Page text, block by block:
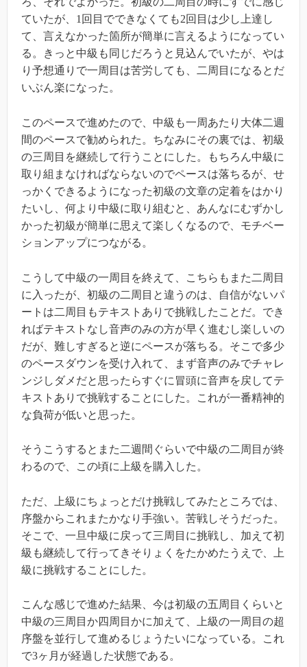
ていたが、1回目でできなくても2回目は少し上達し
て、言えなかった箇所が簡単に言えるようになってい
る。きっと中級も同じだろうと見込んでいたが、やは
り予想通りで一周目は苦労しても、二周目になるとだ
いぶん楽になった。
このペースで進めたので、中級も一周あたり大体二週
間のペースで勧められた。ちなみにその裏では、初級
の三周目を継続して行うことにした。もちろん中級に
取り組まなければならないのでペースは落ちるが、せ
っかくできるようになった初級の文章の定着をはかり
たいし、何より中級に取り組むと、あんなにむずかし
かった初級が簡単に思えて楽しくなるので、モチベー
ションアップにつながる。
こうして中級の一周目を終えて、こちらもまた二周目
に入ったが、初級の二周目と違うのは、自信がないパ
ートは二周目もテキストありで挑戦したことだ。でき
ればテキストなし音声のみの方が早く進むし楽しいの
だが、難しすぎると逆にペースが落ちる。そこで多少
のペースダウンを受け入れて、まず音声のみでチャレ
ンジしダメだと思ったらすぐに冒頭に音声を戻してテ
キストありで挑戦することにした。これが一番精神的
な負荷が低いと思った。
そうこうするとまた二週間ぐらいで中級の二周目が終
わるので、この頃に上級を購入した。
ただ、上級にちょっとだけ挑戦してみたところでは、
序盤からこれまたかなり手強い。苦戦しそうだった。
そこで、一旦中級に戻って三周目に挑戦し、加えて初
級も継続して行ってきそりょくをたかめたうえで、上
級に挑戦することにした。
こんな感じで進めた結果、今は初級の五周目くらいと
中級の三周目か四周目かに加えて、上級の一周目の超
序盤を並行して進めるじょうたいになっている。これ
で3ヶ月が経過した状態である。